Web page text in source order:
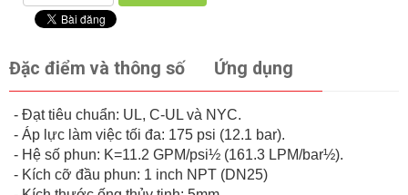
Đặc điểm và thông số Ứng dụng
- Đạt tiêu chuẩn: UL, C-UL và NYC.
- Áp lực làm việc tối đa: 175 psi (12.1 bar).
- Hệ số phun: K=11.2 GPM/psi½ (161.3 LPM/bar½).
- Kích cỡ đầu phun: 1 inch NPT (DN25)